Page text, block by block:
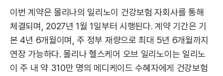
이번 계약은 몰리나의 일리노이 건강보험 자회사를 통해
체결되며, 2027년 1월 1일부터 시행된다. 계약 기간은 기
본 4년 6개월이며, 주 정부 재량으로 최대 5년 6개월까지
연장 가능하다. 몰리나 헬스케어 오브 일리노이는 일리노
이 주 내 약 310만 명의 메디케이드 수혜자에게 건강보험